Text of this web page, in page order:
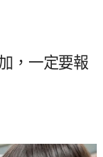
，一定要報